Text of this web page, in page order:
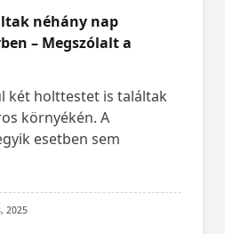
néhány nap
– Megszólalt a
két holttestet is találtak
környékén. A
esetben sem
2025